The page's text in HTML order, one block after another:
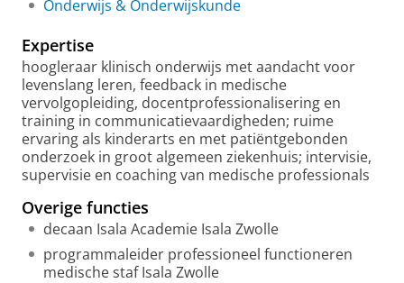
g
c
o
r
t
a
l
Onderwijs & Onderwijskunde
Expertise
hoogleraar klinisch onderwijs met aandacht voor
levenslang leren, feedback in medische
vervolgopleiding, docentprofessionalisering en
training in communicatievaardigheden; ruime
ervaring als kinderarts en met patiëntgebonden
onderzoek in groot algemeen ziekenhuis; intervisie,
supervisie en coaching van medische professionals
Overige functies
decaan Isala Academie Isala Zwolle
programmaleider professioneel functioneren
medische staf Isala Zwolle